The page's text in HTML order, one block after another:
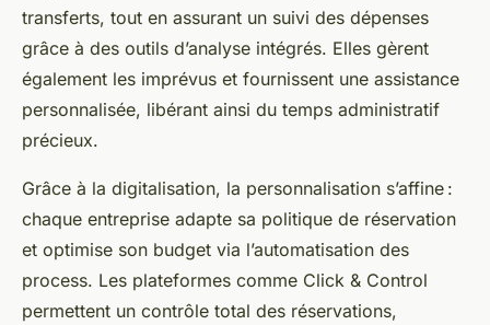
transferts, tout en assurant un suivi des dépenses
grâce à des outils d’analyse intégrés. Elles gèrent
également les imprévus et fournissent une assistance
personnalisée, libérant ainsi du temps administratif
précieux.
Grâce à la digitalisation, la personnalisation s’affine :
chaque entreprise adapte sa politique de réservation
et optimise son budget via l’automatisation des
process. Les plateformes comme Click & Control
permettent un contrôle total des réservations,